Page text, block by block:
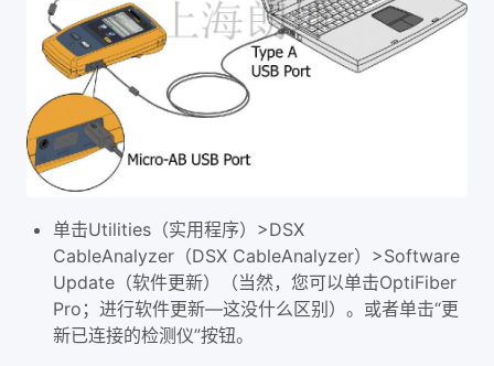
单击Utilities（实用程序）>DSX
CableAnalyzer（DSX CableAnalyzer）>Software
Update（软件更新）（当然，您可以单击OptiFiber
Pro；进行软件更新—这没什么区别）。或者单击“更
新已连接的检测仪”按钮。